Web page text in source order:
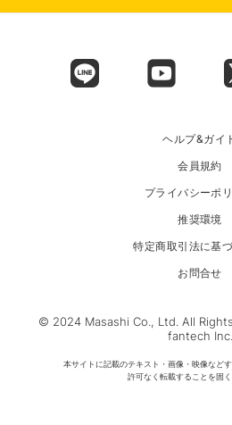
ヘルプ&ガイ
会員規約
プライバシーポ
推奨環境
特定商取引法に基
お問合せ
© 2024 Masashi Co., Ltd. All
fantech Inc.
本サイトに記載のテキスト・画像・映像など
許可なく転載することを固く